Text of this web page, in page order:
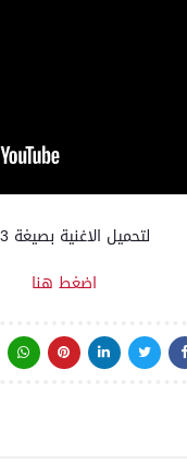
لتحميل الاغنية بصيغة MP3
اضغط هنا